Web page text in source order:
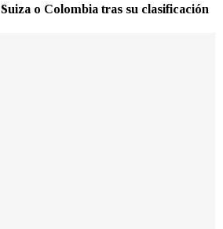
o Colombia tras su clasificación